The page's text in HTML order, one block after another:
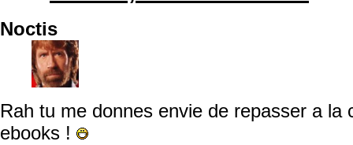
Noctis
Rah tu me donnes envie de repasser a la
ebooks !